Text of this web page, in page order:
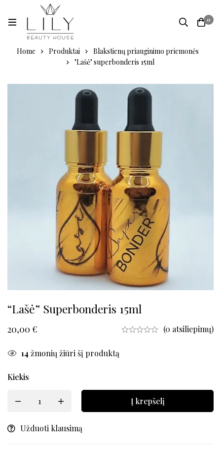
0
Home Produktai
Blakstienų priauginimo priemonės
"Lašė" superbonderis 15ml
“Lašė” Superbonderis 15ml
20,00 € (0 atsiliepimų)
14 žmonių žiūri šį produktą
Kiekis
Į krepšelį
Užduoti klausimą